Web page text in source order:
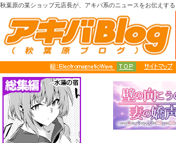
秋葉原の某ショップ元店長が、アキバ系のニュースをお伝えす